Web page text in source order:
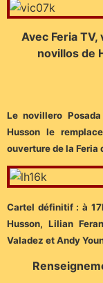
Avec Feria
novillos de
Le novillero
Husson le
ouverture de la Feria
Cartel définitif : à
Husson, Lilian
Valadez et Andy